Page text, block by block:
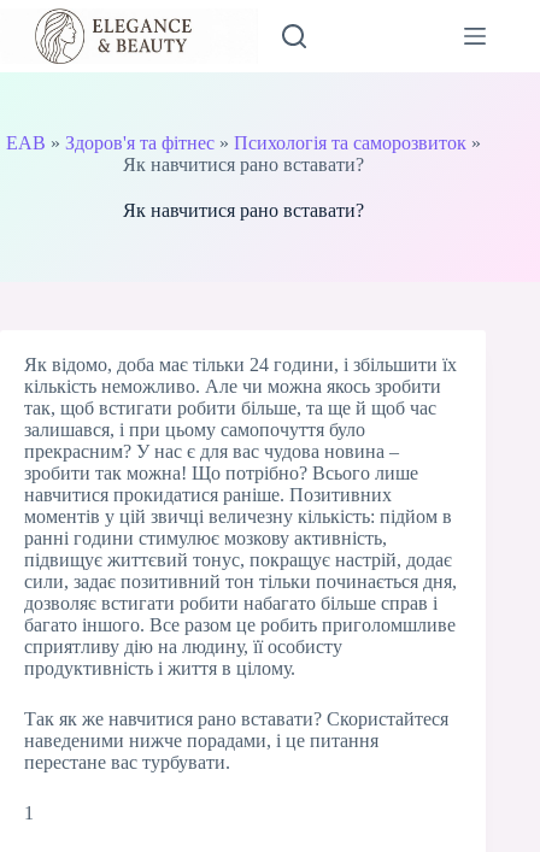
Перейти
вмісту
EAB » Здоров'я та фітнес» Психологія та саморозвиток»
Як навчитися рано вставати?
Як навчитися рано вставати?
Як відомо, доба має тільки 24 години, і збільшити їх
кількість неможливо. Але чи можна якось зробити
так, щоб встигати робити більше, та ще й щоб час
залишався, і при цьому самопочуття було
прекрасним? У нас є для вас чудова новина –
зробити так можна! Що потрібно? Всього лише
навчитися прокидатися раніше. Позитивних
моментів у цій звичці величезну кількість: підйом в
ранні години стимулює мозкову активність,
підвищує життєвий тонус, покращує настрій, додає
сили, задає позитивний тон тільки починається дня,
дозволяє встигати робити набагато більше справ і
багато іншого. Все разом це робить приголомшливе
сприятливу дію на людину, її особисту
продуктивність і життя в цілому.
Так як же навчитися рано вставати? Скористайтеся
наведеними нижче порадами, і це питання
перестане вас турбувати.
1